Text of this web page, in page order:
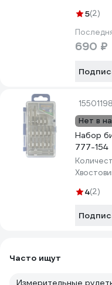
5(2)
690 ₽
15501198
Нет в
Набор
777-154
4(2)
Часто ищут
Измерительные